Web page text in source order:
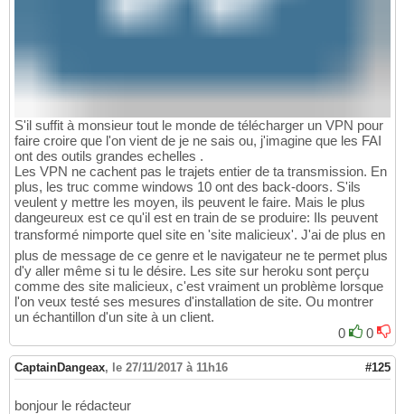
S'il suffit à monsieur tout le monde de télécharger un VPN pour
faire croire que l'on vient de je ne sais ou, j'imagine que les FAI
ont des outils grandes echelles .
Les VPN ne cachent pas le trajets entier de ta transmission. En
plus, les truc comme windows 10 ont des back-doors. S'ils
veulent y mettre les moyen, ils peuvent le faire. Mais le plus
dangeureux est ce qu'il est en train de se produire: Ils peuvent
transformé nimporte quel site en 'site malicieux'. J'ai de plus en
plus de message de ce genre et le navigateur ne te permet plus
d'y aller même si tu le désire. Les site sur heroku sont perçu
comme des site malicieux, c'est vraiment un problème lorsque
l'on veux testé ses mesures d'installation de site. Ou montrer
un échantillon d'un site à un client.
0
0
CaptainDangeax, le 27/11/2017 à 11h16 #125
bonjour le rédacteur